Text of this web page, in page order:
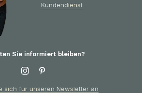
Kundendienst
Sie informiert bleiben?
sich für unseren Newsletter an